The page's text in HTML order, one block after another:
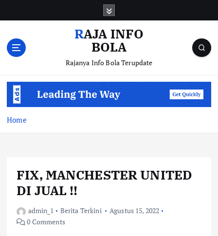
RAJA INFO
BOLA
Rajanya Info Bola Terupdate
Home
FIX, MANCHESTER UNITED
DI JUAL !!
admin_1 Berita Terkini
Agustus 15, 2022
0 Comments